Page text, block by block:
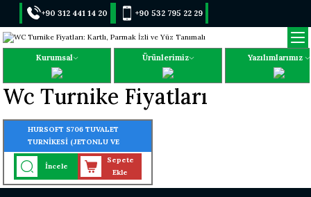
+90 312 441 14 20 +90 532 795 22 29
Kurumsal Ürünlerimiz Yazılımlarımız
Wc Turnike Fiyatları
HURSOFT S706 TUVALET
TURNİKESİ (JETONLU VE
PARALİ TURNİKE)
İncele
Sepete
Ekle